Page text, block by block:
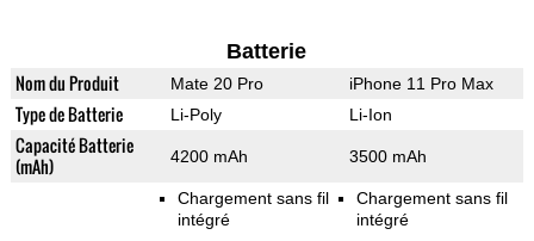
Batterie
Nom du Produit Mate 20 Pro iPhone 11 Pro Max
Type de Batterie Li-Poly Li-Ion
Capacité Batterie
(mAh)
4200 mAh 3500 mAh
Chargement sans fil
intégré
Chargement sans fil
intégré